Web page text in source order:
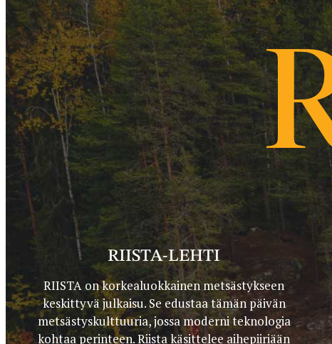
RIISTA-LEHTI
RIISTA on korkealuokkainen metsästykseen
keskittyvä julkaisu. Se edustaa tämän päivän
metsästyskulttuuria, jossa moderni teknologia
kohtaa perinteen. Riista käsittelee aihepiiriään